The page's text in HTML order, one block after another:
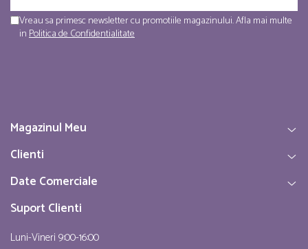
Vreau sa primesc newsletter cu promotiile magazinului. Afla mai multe
inPolitica de Confidentialitate
Magazinul Meu
Clienti
Date Comerciale
Suport Clienti
Luni-Vineri 9:00-16:00